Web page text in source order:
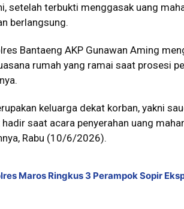
setelah terbukti menggasak uang
berlangsung.
Bantaeng AKP Gunawan Aming
rumah yang ramai saat prosesi
keluarga dekat korban, yakni
saat acara penyerahan uang
Rabu (10/6/2026).
Maros Ringkus 3 Perampok Sopir